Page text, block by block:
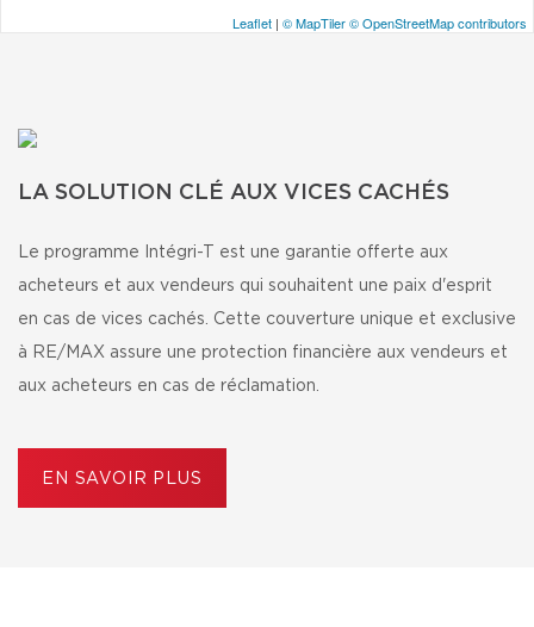
Leaflet | © MapTiler© OpenStreetMap contributors
LA SOLUTION CLÉ AUX VICES CACHÉS
Le programme Intégri-T est une garantie offerte aux
acheteurs et aux vendeurs qui souhaitent une paix d'esprit
en cas de vices cachés. Cette couverture unique et exclusive
à RE/MAX assure une protection financière aux vendeurs et
aux acheteurs en cas de réclamation.
EN SAVOIR PLUS